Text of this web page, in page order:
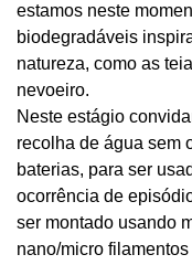
estamos neste
biodegradáveis
natureza, como as
nevoeiro.
Neste estágio
recolha de água sem
baterias, para ser
ocorrência de
ser montado usando
nano/micro